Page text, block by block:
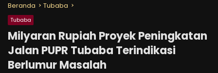
Beranda Tubaba
Tubaba
Milyaran Rupiah Proyek Peningkatan
Jalan PUPR Tubaba Terindikasi
Berlumur Masalah